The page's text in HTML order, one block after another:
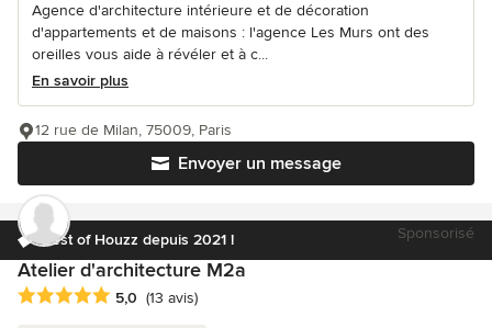
Agence d'architecture intérieure et de décoration
d'appartements et de maisons : l'agence Les Murs ont des
oreilles vous aide à révéler et à c...
En savoir plus
Envoyer un message
12 rue de Milan, 75009, Paris
Best of Houzz depuis 2021 ! Sponsorisé
Atelier d'architecture M2a
Note moyenne : 5 étoiles sur 5
5,0 (13 avis)